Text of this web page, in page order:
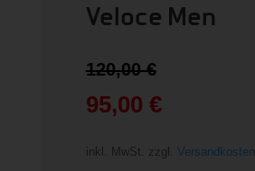
Veloce Men
120,00€Preis
war:
120,00 €
95,00 €
Aktueller
Preis
inkl. MwSt. zzgl. Versandkosten